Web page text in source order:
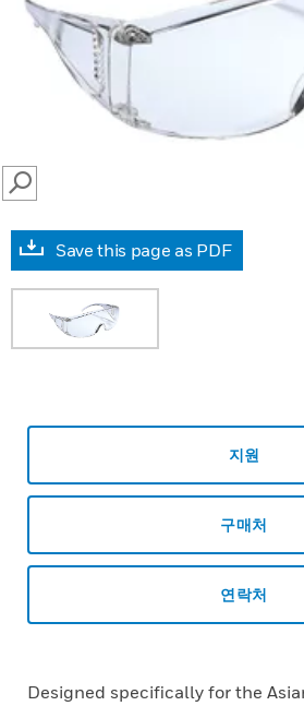
SEARCH
Save this page as PDF
지원
구매처
연락처
Designed specifically for the